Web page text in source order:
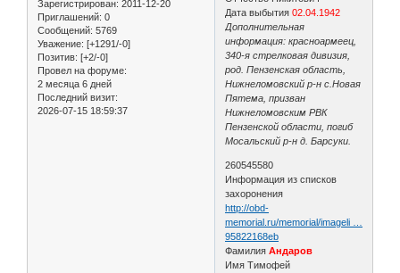
Зарегистрирован: 2011-12-20
Приглашений: 0
Сообщений: 5769
Уважение: [+1291/-0]
Позитив: [+2/-0]
Провел на форуме:
2 месяца 6 дней
Последний визит:
2026-07-15 18:59:37
Дата выбытия02.04.1942
Дополнительная
информация: красноармеец,
340-я стрелковая дивизия,
род. Пензенская область,
Нижнеломовский р-н с.Новая
Пятема, призван
Нижнеломовским РВК
Пензенской области, погиб
Мосальский р-н д. Барсуки.
260545580
Информация из списков
захоронения
http://obd-
memorial.ru/memorial/imageli …
95822168eb
ФамилияАндаров
Имя Тимофей